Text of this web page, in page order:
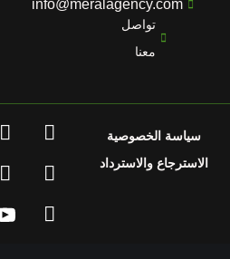
info@meralagency.com
تواصل
سياسة الخصوصية
والاسترداد